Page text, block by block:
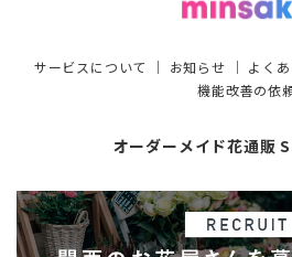
サービスについて ｜ お知らせ ｜ よく
機能改善の依
オーダーメイド花通販